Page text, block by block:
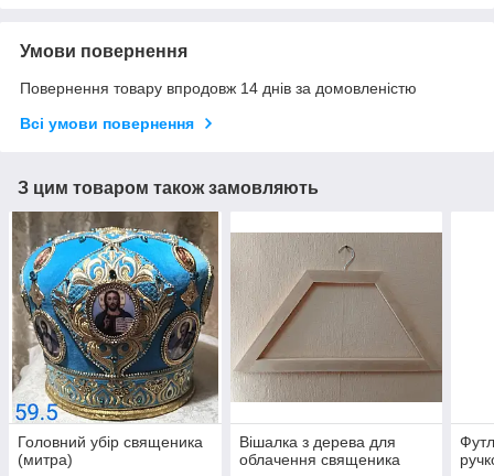
Умови повернення
Повернення товару впродовж 14 днів за домовленістю
Всі умови повернення
З цим товаром також замовляють
Головний убір священика
(митра)
Вішалка з дерева для
облачення священика